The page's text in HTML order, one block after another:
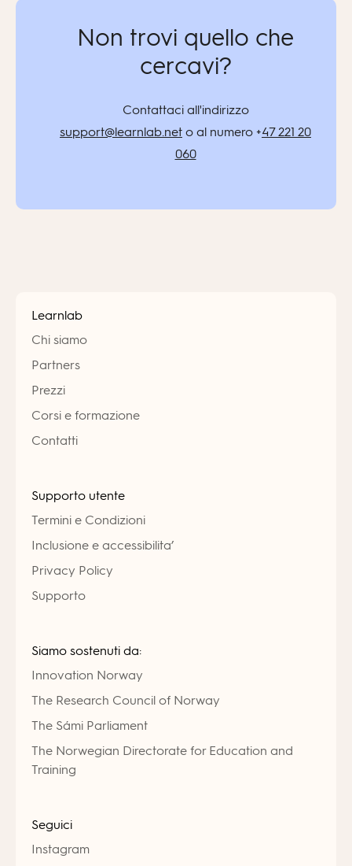
Non trovi quello che
cercavi?
Contattaci all'indirizzo
support@learnlab.net o al numero +47 221 20
060
Learnlab
Chi siamo
Partners
Prezzi
Corsi e formazione
Contatti
Supporto utente
Termini e Condizioni
Inclusione e accessibilita’
Privacy Policy
Supporto
Siamo sostenuti da:
Innovation Norway
The Research Council of Norway
The Sámi Parliament
The Norwegian Directorate for Education and
Training
Seguici
Instagram